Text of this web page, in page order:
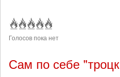
Голосов пока нет
Сам по себе